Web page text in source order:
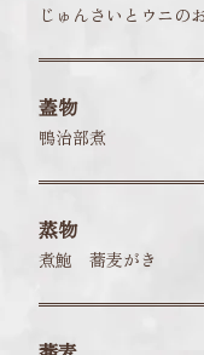
じゅんさいとウニの
蓋物
鴨治部煮
蒸物
煮鮑 蕎麦がき